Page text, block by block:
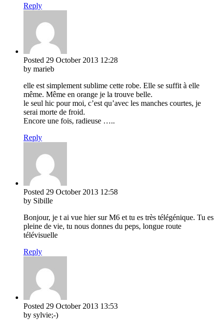
Reply
Posted 29 October 2013 12:28
by marieb
elle est simplement sublime cette robe. Elle se suffit à elle
même. Même en orange je la trouve belle.
le seul hic pour moi, c’est qu’avec les manches courtes, je
serai morte de froid.
Encore une fois, radieuse …..
Reply
Posted 29 October 2013 12:58
by Sibille
Bonjour, je t ai vue hier sur M6 et tu es très télégénique. Tu es
pleine de vie, tu nous donnes du peps, longue route
télévisuelle
Reply
Posted 29 October 2013 13:53
by sylvie;-)